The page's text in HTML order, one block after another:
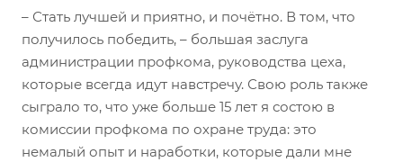
– Стать лучшей и приятно, и почётно. В том, что
получилось победить, – большая заслуга
администрации профкома, руководства цеха,
которые всегда идут навстречу. Свою роль также
сыграло то, что уже больше 15 лет я состою в
комиссии профкома по охране труда: это
немалый опыт и наработки, которые дали мне